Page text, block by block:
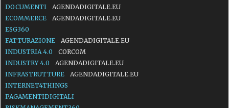
DOCUMENTI
AGENDADIGITALE.EU
ECOMMERCE
AGENDADIGITALE.EU
ESG360
FATTURAZIONE
AGENDADIGITALE.EU
INDUSTRIA 4.0
CORCOM
INDUSTRY 4.0
AGENDADIGITALE.EU
INFRASTRUTTURE
AGENDADIGITALE.EU
INTERNET4THINGS
PAGAMENTIDIGITALI